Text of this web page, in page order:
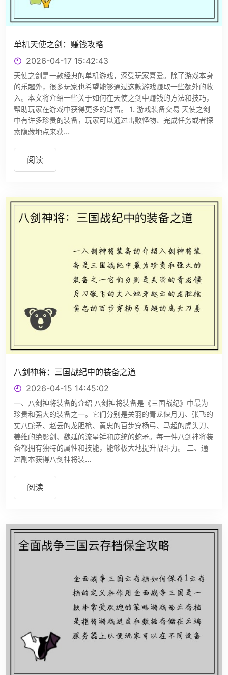
单机天使之剑：赚钱攻略
2026-04-17 15:42:43
天使之剑是一款经典的单机游戏，深受玩家喜爱。除了游戏本身
的乐趣外，很多玩家也希望能够通过这款游戏赚取一些额外的收
入。本文将介绍一些关于如何在天使之剑中赚钱的方法和技巧，
帮助玩家在游戏中获得更多的财富。 1. 游戏装备交易 天使之剑
中有许多珍贵的装备，玩家可以通过击败怪物、完成任务或者探
索隐藏地点来获...
阅读
八剑神将：三国战纪中的装备之道
2026-04-15 14:45:02
一、八剑神将装备的介绍 八剑神将装备是《三国战纪》中最为
珍贵和强大的装备之一。它们分别是关羽的青龙偃月刀、张飞的
丈八蛇矛、赵云的龙胆枪、黄忠的百步穿杨弓、马超的虎头刀、
姜维的绝影剑、魏延的流星锤和庞统的蛇矛。每一件八剑神将装
备都拥有独特的属性和技能，能够极大地提升战斗力。 二、通
过副本获得八剑神将装...
阅读